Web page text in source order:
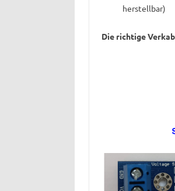
herstellbar)
Die richtige